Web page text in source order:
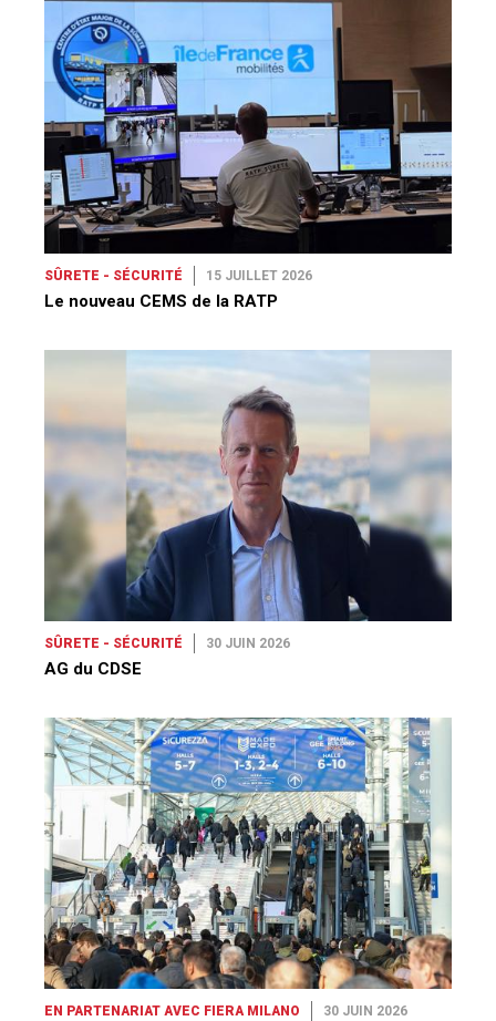
SÛRETE - SÉCURITÉ 15 JUILLET 2026
Le nouveau CEMS de la RATP
SÛRETE - SÉCURITÉ 30 JUIN 2026
AG du CDSE
EN PARTENARIAT AVEC FIERA MILANO 30 JUIN 2026